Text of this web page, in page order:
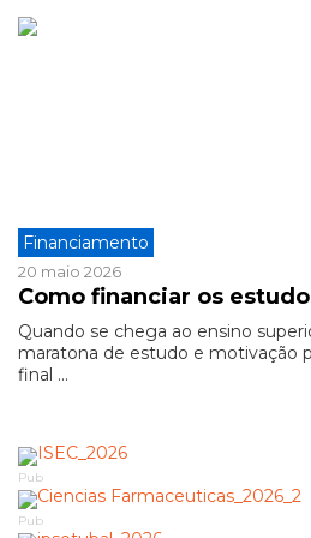
Financiamento
20 maio 2026
Como financiar os
Quando se chega ao ensino
maratona de estudo e motivação
final ...
Pub
Pub